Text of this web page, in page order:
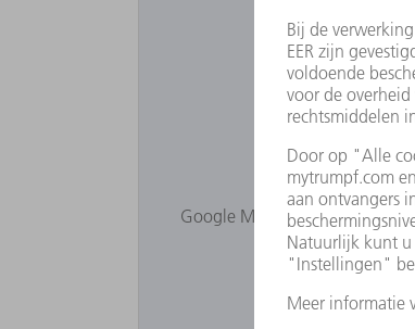
Wilt
Google Maps wordt niet